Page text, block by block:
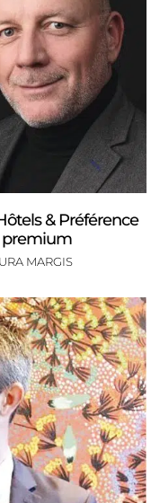
& Préférence
premium
MARGIS